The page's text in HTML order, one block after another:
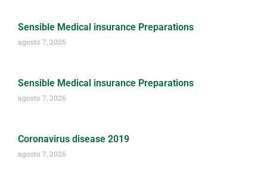
Sensible Medical insurance Preparations
agosto 7, 2026
Sensible Medical insurance Preparations
agosto 7, 2026
Coronavirus disease 2019
agosto 7, 2026